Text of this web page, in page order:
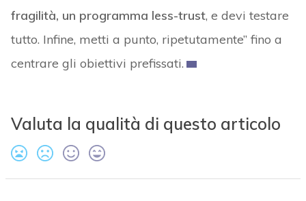
fragilità, un programma less-trust, e devi testare
tutto. Infine, metti a punto, ripetutamente” fino a
centrare gli obiettivi prefissati.
Valuta la qualità di questo articolo